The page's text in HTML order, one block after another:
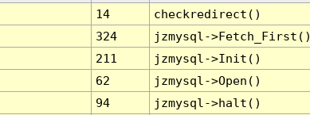
14
checkredirect()
324
jzmysql-
211
jzmysql->Init()
62
jzmysql->Open()
94
jzmysql->halt()